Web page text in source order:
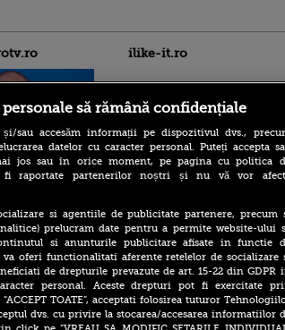
dronă
Premierul
de
plaje
din Grecia la care
doar pe jos sau
lansează un
ilike-it.ro
să rămână confidențiale
sau accesăm informații pe dispozitivul dvs.,
datelor cu caracter personal. Puteți accepta
jos sau în orice moment, pe pagina cu politica
fi raportate partenerilor noștri și nu vă vor
si agentiile de publicitate partenere, precum
prelucram date pentru a permite website-ului
si anunturile publicitare afisate in functie
oferi functionalitati aferente retelelor de socializare
de drepturile prevazute de art. 15-22 din GDPR
personal. Aceste drepturi pot fi exercitate
TOATE”, acceptati folosirea tuturor
dvs. cu privire la stocarea/accesarea informatiilor